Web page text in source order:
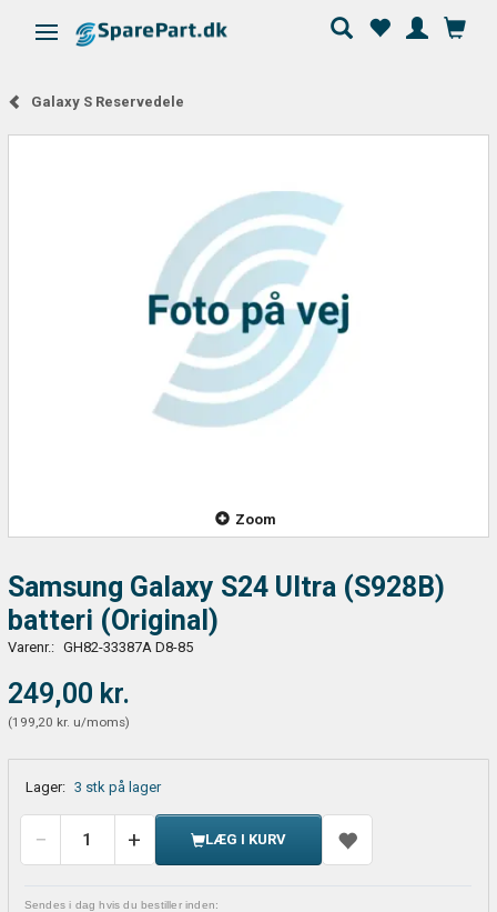
Skifte navigation
Galaxy S Reservedele
Zoom
Samsung Galaxy S24 Ultra (S928B)
batteri (Original)
Varenr.: GH82-33387A D8-85
249,00 kr.
(199,20 kr. u/moms)
Lager: 3 stk på lager
LÆG I KURV
Sendes i dag hvis du bestiller inden: